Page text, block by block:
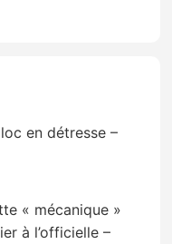
en détresse –
« mécanique »
à l’officielle –